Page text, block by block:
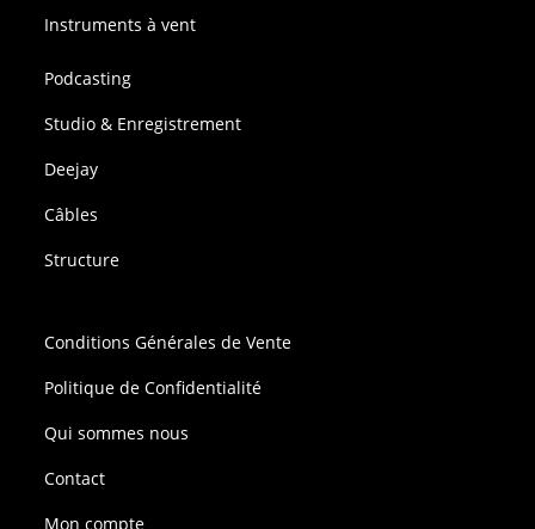
Instruments à vent
Podcasting
Studio & Enregistrement
Deejay
Câbles
Structure
Conditions Générales de Vente
Politique de Confidentialité
Qui sommes nous
Contact
Mon compte